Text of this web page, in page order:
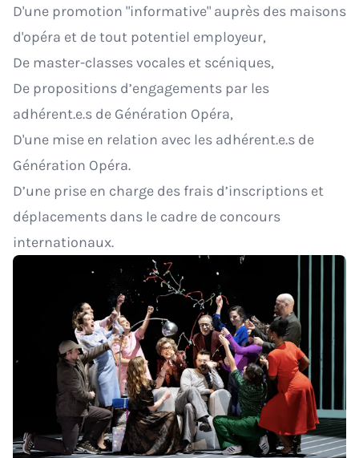
D'une promotion "informative" auprès des maisons
d'opéra et de tout potentiel employeur,
De master-classes vocales et scéniques,
De propositions d’engagements par les
adhérent.e.s de Génération Opéra,
D'une mise en relation avec les adhérent.e.s de
Génération Opéra.
D’une prise en charge des frais d’inscriptions et
déplacements dans le cadre de concours
internationaux.